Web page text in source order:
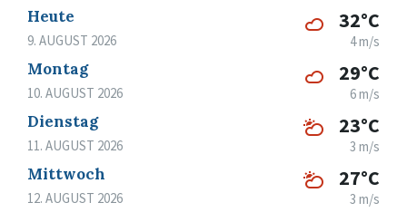
Heute
9. AUGUST 2026
32°C
4 m/s
Montag
10. AUGUST 2026
29°C
6 m/s
Dienstag
11. AUGUST 2026
23°C
3 m/s
Mittwoch
12. AUGUST 2026
27°C
3 m/s